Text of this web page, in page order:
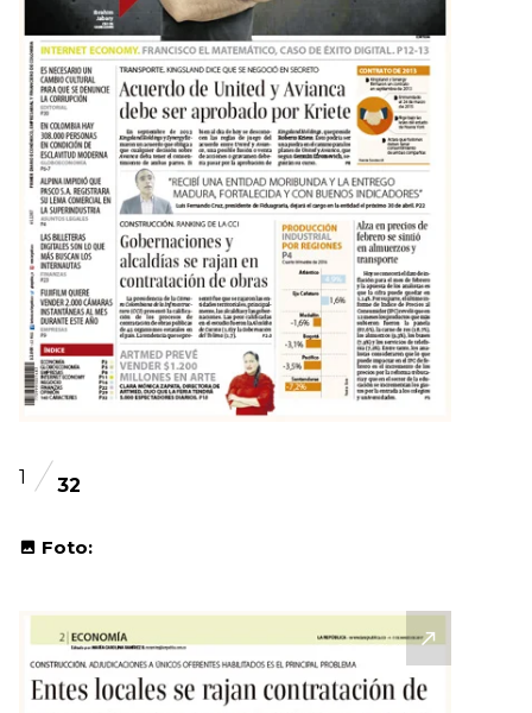
1 32
Foto: